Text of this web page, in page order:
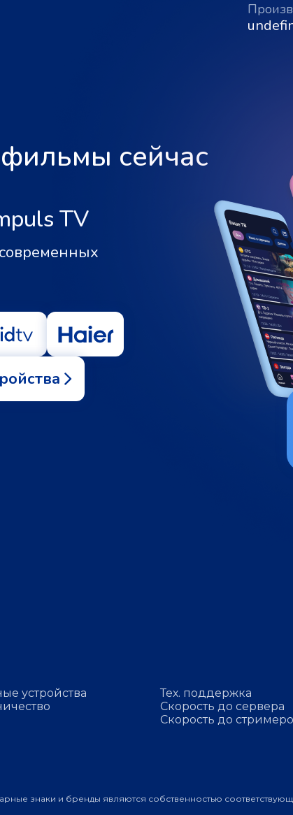
сейчас
TV
устройства
Тех. поддержка
Скорость до сервера
Скорость до
знаки и бренды являются собственностью